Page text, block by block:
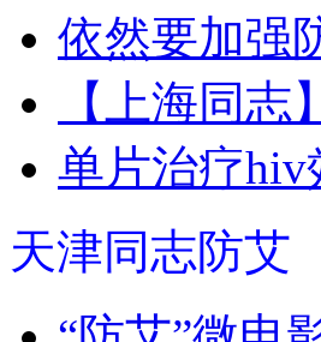
依然要加强
【上海同
单片治疗hiv
天津同志防艾